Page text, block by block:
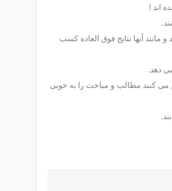
اند !
آنها نتایج فوق العاده کسب
دهد.
می کنند مطالب و مباحث را به خوبی